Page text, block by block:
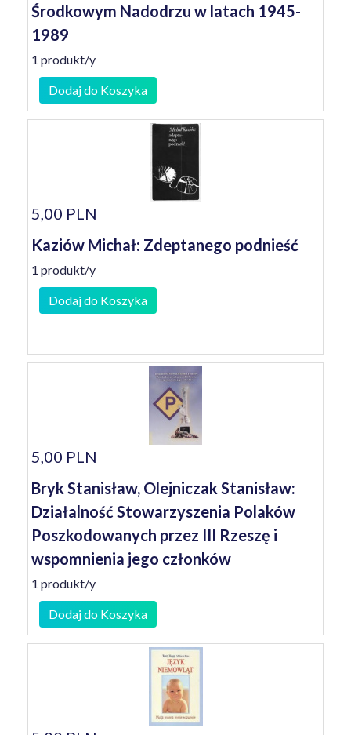
Środkowym Nadodrzu w latach 1945-
1989
1 produkt/y
Dodaj do Koszyka
5,00 PLN
Kaziów Michał: Zdeptanego podnieść
1 produkt/y
Dodaj do Koszyka
5,00 PLN
Bryk Stanisław, Olejniczak Stanisław:
Działalność Stowarzyszenia Polaków
Poszkodowanych przez III Rzeszę i
wspomnienia jego członków
1 produkt/y
Dodaj do Koszyka